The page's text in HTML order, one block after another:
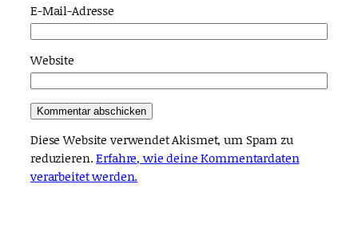
E-Mail-Adresse
Website
Diese Website verwendet Akismet, um Spam zu
reduzieren.Erfahre, wie deine Kommentardaten
verarbeitet werden.